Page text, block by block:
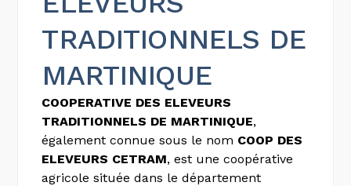
TRADITIONNELS DE
MARTINIQUE
COOPERATIVE DES ELEVEURS
TRADITIONNELS DE MARTINIQUE,
également connue sous le nom COOP DES
ELEVEURS CETRAM, est une coopérative
agricole située dans le département